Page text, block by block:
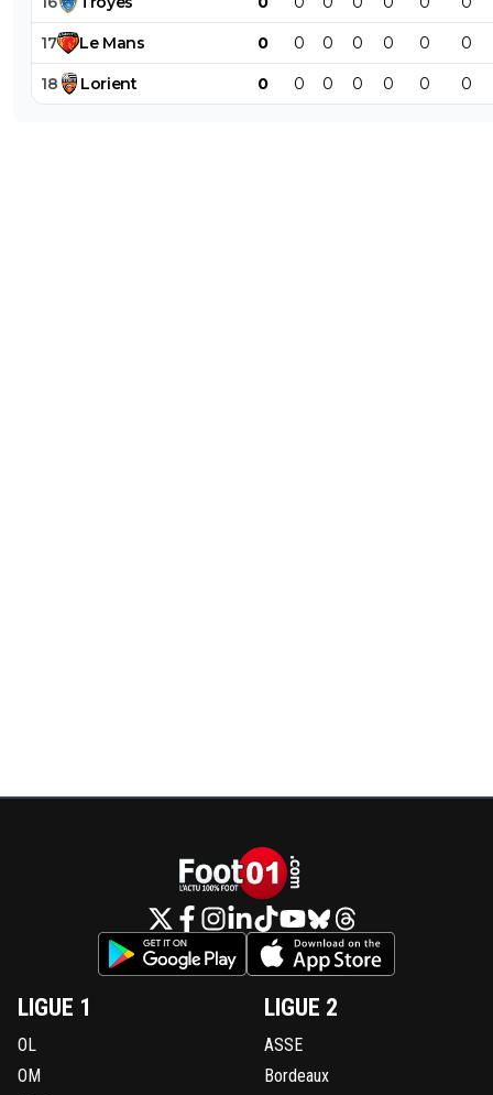
17 Le Mans 0 0 0 0 0 0 0
18 Lorient 0 0 0 0 0 0 0
LIGUE 1
OL
OM
LIGUE 2
ASSE
Bordeaux